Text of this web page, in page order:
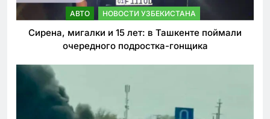
АВТО НОВОСТИ УЗБЕКИСТАНА
Сирена, мигалки и 15 лет: в Ташкенте поймали
очередного подростка-гонщика